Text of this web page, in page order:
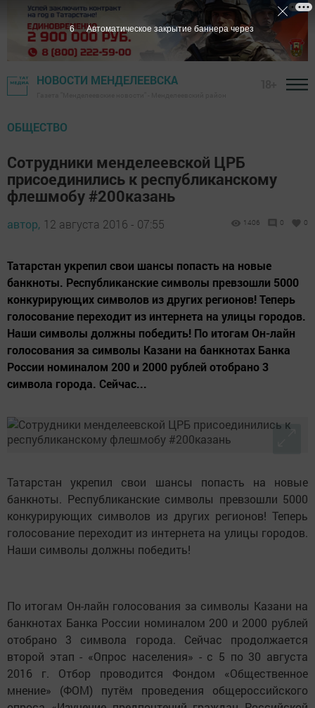
НОВОСТИ МЕНДЕЛЕЕВСКА
ОБЩЕСТВО
Сотрудники менделеевской ЦРБ
присоединились к республиканскому
флешмобу #200казань
автор, 12 августа 2016 - 07:55 1406 0 0
Татарстан укрепил свои шансы попасть на новые
банкноты. Республиканские символы превзошли 5000
конкурирующих символов из других регионов! Теперь
голосование переходит из интернета на улицы городов.
Наши символы должны победить! По итогам Он-лайн
голосования за символы Казани на банкнотах Банка
России номиналом 200 и 2000 рублей отобрано 3
символа города. Сейчас...
Татарстан укрепил свои шансы попасть на новые
банкноты. Республиканские символы превзошли 5000
конкурирующих символов из других регионов! Теперь
голосование переходит из интернета на улицы городов.
Наши символы должны победить!
По итогам Он-лайн голосования за символы Казани на
банкнотах Банка России номиналом 200 и 2000 рублей
отобрано 3 символа города. Сейчас продолжается
второй этап - «Опрос населения» - с 5 по 30 августа
2016 г. Отбор проводится Фондом «Общественное
мнение» (ФОМ) путём проведения общероссийского
5 Автоматическое закрытие баннера через